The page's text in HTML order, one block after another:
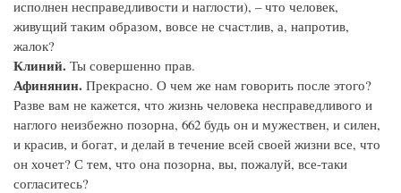
исполнен несправедливости и наглости), – что человек,
живущий таким образом, вовсе не счастлив, а, напротив,
жалок?
Клиний. Ты совершенно прав.
Афинянин. Прекрасно. О чем же нам говорить после этого?
Разве вам не кажется, что жизнь человека несправедливого и
наглого неизбежно позорна, 662 будь он и мужествен, и силен,
и красив, и богат, и делай в течение всей своей жизни все, что
он хочет? С тем, что она позорна, вы, пожалуй, все-таки
согласитесь?